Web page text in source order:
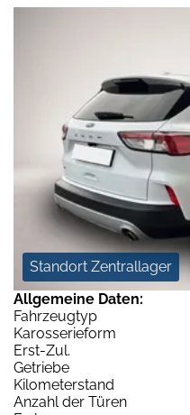
Standort Zentrallager
Allgemeine Daten:
Fahrzeugtyp
Karosserieform
Erst-Zul.
Getriebe
Kilometerstand
Anzahl der Türen